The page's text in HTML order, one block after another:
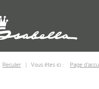
Reculer Vous êtes ici : Page